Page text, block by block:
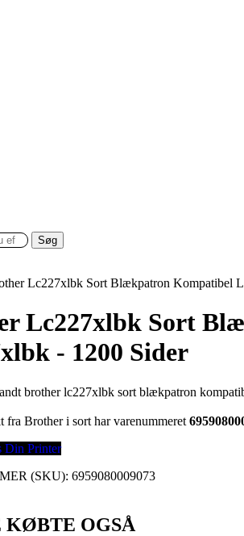
Søg
Lc227xlbk Sort Blækpatron Kompatibel
Lc227xlbk Sort
- 1200 Sider
brother lc227xlbk sort blækpatron
fra Brother i sort har varenummeret
Din Printer
(SKU):6959080009073
KØBTE OGSÅ